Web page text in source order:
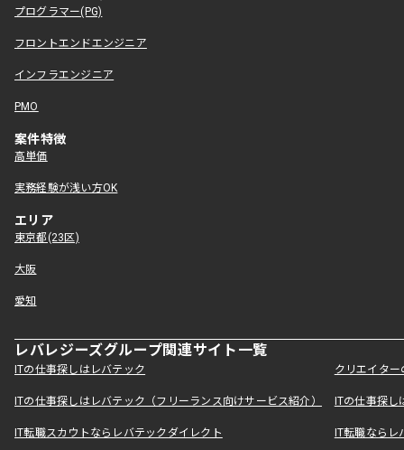
プログラマー(PG)
フロントエンドエンジニア
インフラエンジニア
PMO
案件特徴
高単価
実務経験が浅い方OK
エリア
東京都(23区)
大阪
愛知
レバレジーズグループ関連サイト一覧
ITの仕事探しはレバテック クリエイタ
ITの仕事探しはレバテック（フリーランス向けサービス紹介） ITの仕事探
IT転職スカウトならレバテックダイレクト IT転職なら